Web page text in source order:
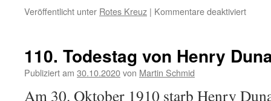
Veröffentlicht unter Rotes Kreuz | Kommentare deaktiviert
1945
110. Todestag von Henry
Publiziert am 30.10.2020von Martin Schmid
Am 30. Oktober 1910 starb Henry